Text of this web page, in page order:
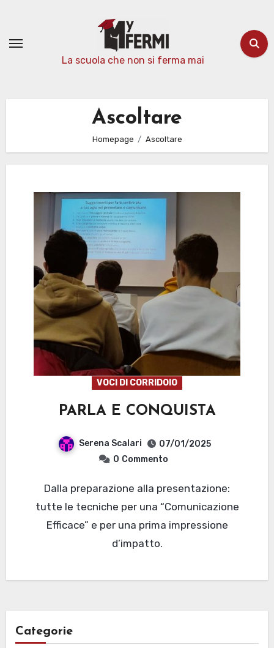
contenuto
La scuola che non si ferma mai
Ascoltare
Homepage Ascoltare
VOCI DI CORRIDOIO
PARLA E CONQUISTA
Serena Scalari
07/01/2025
0 Commento
Dalla preparazione alla presentazione:
tutte le tecniche per una “Comunicazione
Efficace” e per una prima impressione
d’impatto.
Categorie